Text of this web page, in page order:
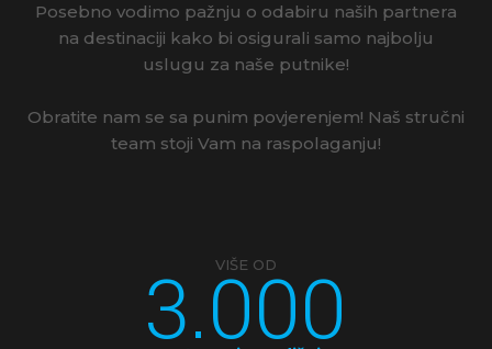
Posebno vodimo pažnju o odabiru naših partnera
na destinaciji kako bi osigurali samo najbolju
uslugu za naše putnike!
Obratite nam se sa punim povjerenjem! Naš stručni
team stoji Vam na raspolaganju!
VIŠE OD
3.000